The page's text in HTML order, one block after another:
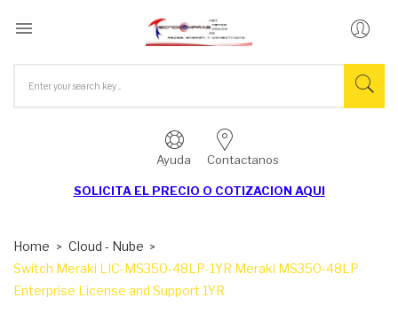

Ayuda Contactanos
SOLICITA EL PRECIO O COTIZACION AQUI
Home
Cloud - Nube
Switch Meraki LIC-MS350-48LP-1YR Meraki MS350-48LP
Enterprise License and Support 1YR